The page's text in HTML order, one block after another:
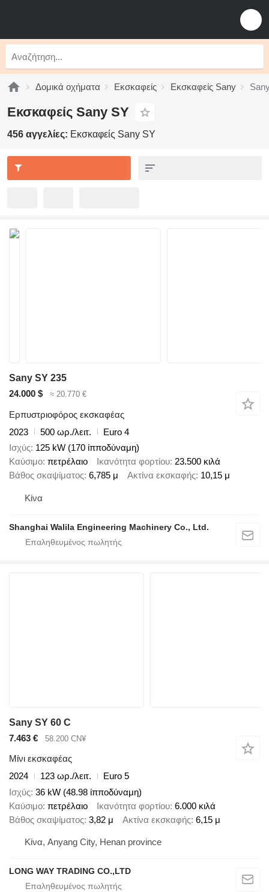
Δομικά οχήματα Εκσκαφείς Εκσκαφείς Sany
Εκσκαφείς Sany SY
456 αγγελίες: Εκσκαφείς Sany SY
Sany SY 235
24.000 $
≈ 20.770 €
Ερπυστριοφόρος εκσκαφέας
2023
500 ωρ./λειτ.
Euro 4
Ισχύς 125 kW (170 ίπποδύναμη)
Καύσιμο πετρέλαιο Ικανότητα φορτίου 23.500 κιλά
Βάθος σκαψίματος 6,785 μ Ακτίνα εκσκαφής 10,15 μ
Κίνα
Shanghai Walila Engineering Machinery Co., Ltd.
Sany SY 60 C
7.463 €
58.200 CN¥
Μίνι εκσκαφέας
2024
123 ωρ./λειτ.
Euro 5
Ισχύς 36 kW (48.98 ίπποδύναμη)
Καύσιμο πετρέλαιο Ικανότητα φορτίου 6.000 κιλά
Βάθος σκαψίματος 3,82 μ Ακτίνα εκσκαφής 6,15 μ
Κίνα, Anyang City, Henan province
LONG WAY TRADING CO.,LTD